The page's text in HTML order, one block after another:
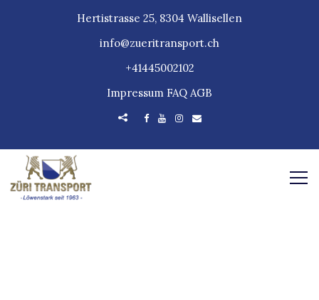
Hertistrasse 25, 8304 Wallisellen
info@zueritransport.ch
+41445002102
Impressum FAQ AGB